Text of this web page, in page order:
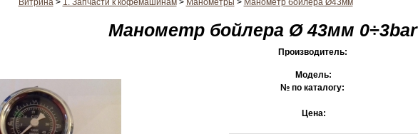
Витрина> 1. Запчасти к кофемашинам> Манометры > Манометр бойлера Ø43мм
Манометр бойлера Ø 43мм 0÷3bar
Производитель:
Модель:
№ по каталогу:
Цена: